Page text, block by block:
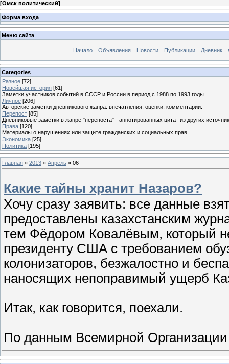
[Омск политический]
Форма входа
Меню сайта
Начало Объявления Новости Публикации Дневник
Categories
Разное [72]
Новейшая история [61]
Заметки участников событий в СССР и России в период с 1988 по 1993 годы.
Личное [206]
Авторские заметки дневникового жанра: впечатления, оценки, комментарии.
Перепост [85]
Дневниковые заметки в жанре "перепоста" - аннотированных цитат из других
Права [120]
Материалы о нарушениях или защите гражданских и социальных прав.
Экономика [25]
Политика [195]
Главная » 2013 » Апрель » 06
Какие тайны хранит Назаров?
Хочу сразу заявить: все данные
предоставлены казахстанским
тем Фёдором Ковалёвым, который
президенту США с требованием
колонизаторов, безжалостно и
наносящих непоправимый ущерб
Итак, как говорится, поехали.
По данным Всемирной